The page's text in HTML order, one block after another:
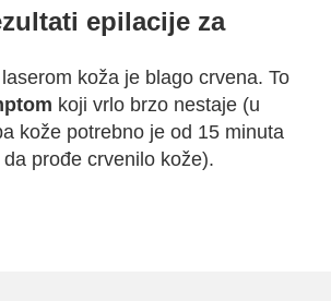
epilacije za
koža je blago crvena. To
koji vrlo brzo nestaje (u
kože potrebno je od 15 minuta
prođe crvenilo kože).